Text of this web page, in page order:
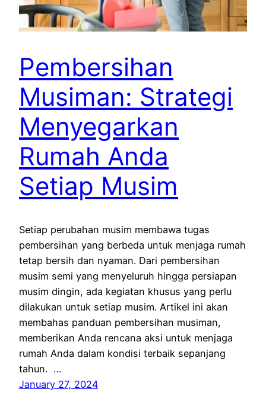
Pembersihan
Musiman: Strategi
Menyegarkan
Rumah Anda
Setiap Musim
Setiap perubahan musim membawa tugas
pembersihan yang berbeda untuk menjaga rumah
tetap bersih dan nyaman. Dari pembersihan
musim semi yang menyeluruh hingga persiapan
musim dingin, ada kegiatan khusus yang perlu
dilakukan untuk setiap musim. Artikel ini akan
membahas panduan pembersihan musiman,
memberikan Anda rencana aksi untuk menjaga
rumah Anda dalam kondisi terbaik sepanjang
tahun. …
January 27, 2024